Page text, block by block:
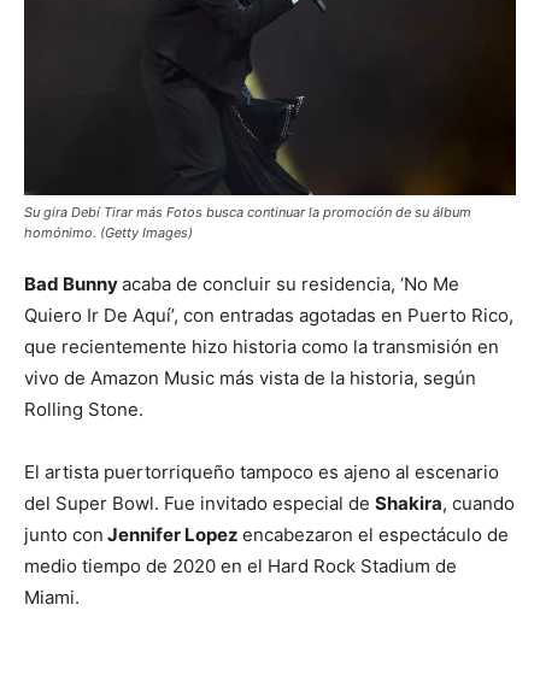
Su gira Debí Tirar más Fotos busca continuar la promoción de su álbum
homónimo. (Getty Images)
Bad Bunnyacaba de concluir su residencia, ‘No Me
Quiero Ir De Aquí’, con entradas agotadas en Puerto Rico,
que recientemente hizo historia como la transmisión en
vivo de Amazon Music más vista de la historia, según
Rolling Stone.
El artista puertorriqueño tampoco es ajeno al escenario
del Super Bowl. Fue invitado especial de Shakira, cuando
junto con Jennifer Lopez encabezaron el espectáculo de
medio tiempo de 2020 en el Hard Rock Stadium de
Miami.